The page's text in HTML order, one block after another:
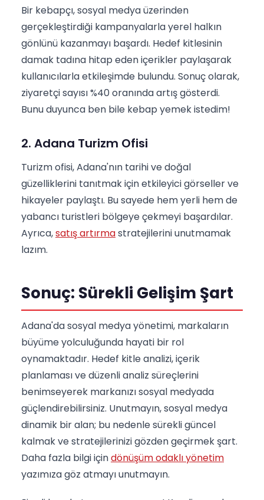
Bir kebapçı, sosyal medya üzerinden
gerçekleştirdiği kampanyalarla yerel halkın
gönlünü kazanmayı başardı. Hedef kitlesinin
damak tadına hitap eden içerikler paylaşarak
kullanıcılarla etkileşimde bulundu. Sonuç olarak,
ziyaretçi sayısı %40 oranında artış gösterdi.
Bunu duyunca ben bile kebap yemek istedim!
2. Adana Turizm Ofisi
Turizm ofisi, Adana'nın tarihi ve doğal
güzelliklerini tanıtmak için etkileyici görseller ve
hikayeler paylaştı. Bu sayede hem yerli hem de
yabancı turistleri bölgeye çekmeyi başardılar.
Ayrıca,satış artırmastratejilerini unutmamak
lazım.
Sonuç: Sürekli Gelişim Şart
Adana'da sosyal medya yönetimi, markaların
büyüme yolculuğunda hayati bir rol
oynamaktadır. Hedef kitle analizi, içerik
planlaması ve düzenli analiz süreçlerini
benimseyerek markanızı sosyal medyada
güçlendirebilirsiniz. Unutmayın, sosyal medya
dinamik bir alan; bu nedenle sürekli güncel
kalmak ve stratejilerinizi gözden geçirmek şart.
Daha fazla bilgi içindönüşüm odaklı yönetim
yazımıza göz atmayı unutmayın.